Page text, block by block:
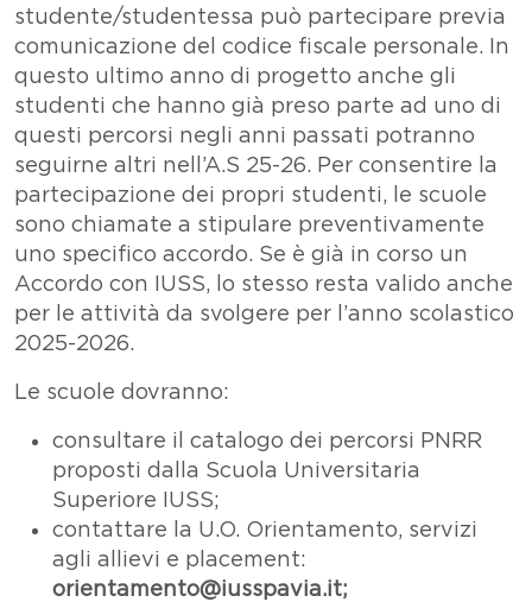
studente/studentessa può partecipare previa
comunicazione del codice fiscale personale. In
questo ultimo anno di progetto anche gli
studenti che hanno già preso parte ad uno di
questi percorsi negli anni passati potranno
seguirne altri nell’A.S 25-26. Per consentire la
partecipazione dei propri studenti, le scuole
sono chiamate a stipulare preventivamente
uno specifico accordo. Se è già in corso un
Accordo con IUSS, lo stesso resta valido anche
per le attività da svolgere per l’anno scolastico
2025-2026.
Le scuole dovranno:
consultare il catalogo dei percorsi PNRR
proposti dalla Scuola Universitaria
Superiore IUSS;
contattare la U.O. Orientamento, servizi
agli allievi e placement:
orientamento@iusspavia.it;